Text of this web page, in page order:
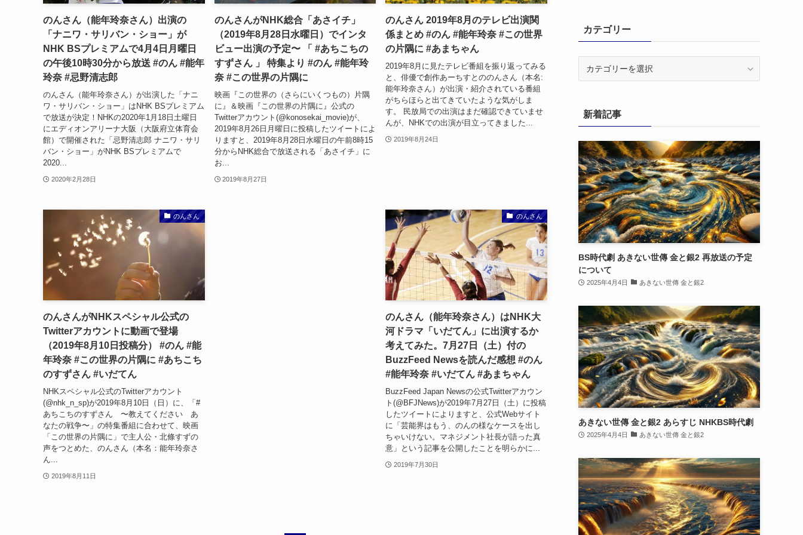
のんさん（能年玲奈さん）出演の
「ナニワ・サリバン・ショー」が
NHK BSプレミアムで4月4日月曜日
の午後10時30分から放送 #のん #能年
玲奈 #忌野清志郎
のんさん（能年玲奈さん）が出演した「ナニ
ワ・サリバン・ショー」はNHK BSプレミアム
で放送が決定！NHKの2020年1月18日土曜日
にエディオンアリーナ大阪（大阪府立体育会
館）で開催された「忌野清志郎 ナニワ・サリ
バン・ショー」がNHK BSプレミアムで
2020...
2020年2月28日
のんさんがNHK総合「あさイチ」
（2019年8月28日水曜日）でインタ
ビュー出演の予定〜 「 #あちこちの
すずさん 」 特集より #のん #能年玲
奈 #この世界の片隅に
映画『この世界の（さらにいくつもの）片隅
に』＆映画『この世界の片隅に』公式の
Twitterアカウント(@konosekai_movie)が、
2019年8月26日月曜日に投稿したツイートによ
りますと、2019年8月28日水曜日の午前8時15
分からNHK総合で放送される「あさイチ」に
お...
2019年8月27日
のんさん 2019年8月のテレビ出演関
係まとめ #のん #能年玲奈 #この世界
の片隅に #あまちゃん
2019年8月に見たテレビ番組を振り返ってみる
と、俳優で創作あーちすとののんさん（本名:
能年玲奈さん）が出演・紹介されている番組
がちらほらと出てきていたような気がしま
す。 民放局での出演はまだ確認できていませ
んが、NHKでの出演が目立ってきました...
2019年8月24日
のんさん
のんさんがNHKスペシャル公式の
Twitterアカウントに動画で登場
（2019年8月10日投稿分） #のん #能
年玲奈 #この世界の片隅に #あちこち
のすずさん #いだてん
NHKスペシャル公式のTwitterアカウント
(@nhk_n_sp)が2019年8月10日（日）に、「#
あちこちのすずさん 〜教えてください あ
なたの戦争〜」の特集番組に合わせて、映画
「この世界の片隅に」で主人公・北條すずの
声をつとめた、のんさん（本名：能年玲奈さ
ん...
2019年8月11日
のんさん
のんさん（能年玲奈さん）はNHK大
河ドラマ「いだてん」に出演するか
考えてみた。7月27日（土）付の
BuzzFeed Newsを読んだ感想 #のん
#能年玲奈 #いだてん #あまちゃん
BuzzFeed Japan Newsの公式Twitterアカウン
ト(@BFJNews)が2019年7月27日（土）に投稿
したツイートによりますと、公式Webサイト
に「芸能界はもう、のんの様なケースを出し
ちゃいけない。マネジメント社長が語った真
意」という記事を公開したことを明らかに...
2019年7月30日
カテゴリー
ー新着記事
BS時代劇 あきない世傳 金と銀2 再放送の予定
について
2025年4月4日 あきない世傳 金と銀2
あきない世傳 金と銀2 あらすじ NHKBS時代劇
2025年4月4日 あきない世傳 金と銀2